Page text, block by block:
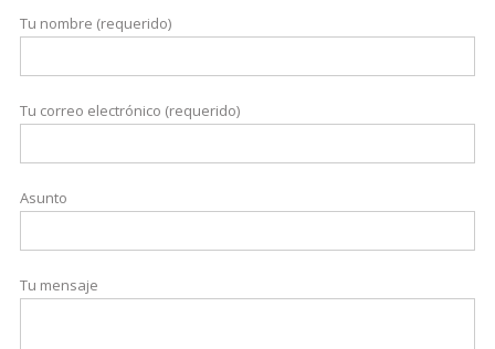
Tu nombre (requerido)
Tu correo electrónico (requerido)
Asunto
Tu mensaje